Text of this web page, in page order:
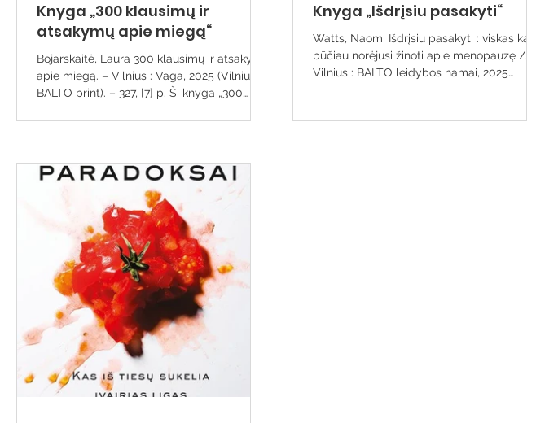
Knyga „300 klausimų ir
atsakymų apie miegą“
Bojarskaitė, Laura 300 klausimų ir atsakymų
apie miegą. – Vilnius : Vaga, 2025 (Vilnius :
BALTO print). – 327, [7] p. Ši knyga „300
ne teoriją. Ji padės jums ne tik geriau
išsimiegoti, bet ir atgauti kontrolę, energiją,
ramybę. Tai knyga tiems, kurie pavargo būti
pavargę. Aiškūs atsakymai – jokio
spaudimo.
Knyga „Išdrįsiu pasakyti“
Watts, Naomi Išdrįsiu pasakyti : viskas ką
būčiau norėjusi žinoti apie menopauzę /. –
Vilnius : BALTO leidybos namai, 2025
intymus pasiplepėjimas su drauge. Joje